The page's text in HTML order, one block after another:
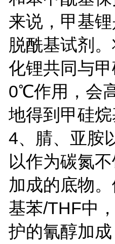
来说，甲基
脱酰基试剂
化锂共同与
0℃作用，会
地得到甲硅烷
4、腈、亚胺
以作为碳氮
加成的底物
基苯/THF中
护的氰醇加